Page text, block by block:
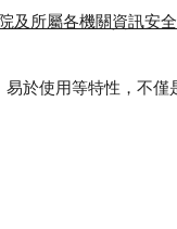
及所屬各機關資訊安
於使用等特性，不僅